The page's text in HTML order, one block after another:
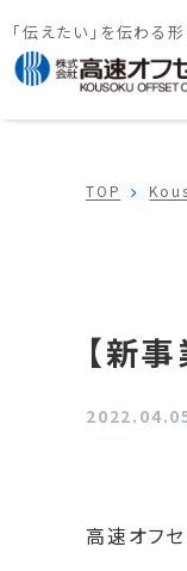
「伝えたい」を伝わる
TOP
【新
高速オフ